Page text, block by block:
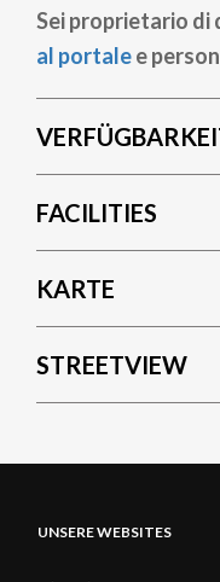
Sei proprietario
al portalee
FACILITIES
KARTE
STREETVIEW
UNSERE WEBSITES